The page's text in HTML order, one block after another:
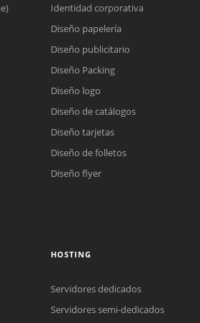
Identidad corporativa
Diseño papelería
Diseño publicitario
Diseño Packing
Diseño logo
Diseño de catálogos
Diseño tarjetas
Diseño de folletos
Diseño flyer
HOSTING
Servidores dedicados
Servidores semi-dedicados